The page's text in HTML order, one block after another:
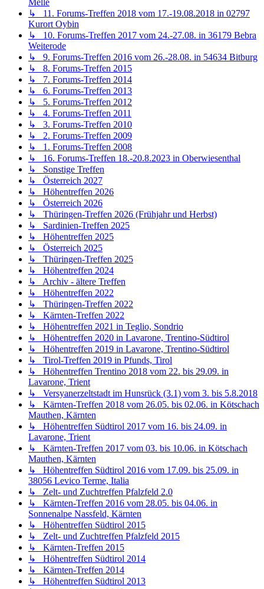
Melle
↳ 11. Forums-Treffen 2018 vom 17.-19.08.2018 in 02797
Kurort Oybin
↳ 10. Forums-Treffen 2017 vom 24.-27.08. in 36179 Bebra
Weiterode
↳ 9. Forums-Treffen 2016 vom 26.-28.08. in 54634 Bitburg
↳ 8. Forums-Treffen 2015
↳ 7. Forums-Treffen 2014
↳ 6. Forums-Treffen 2013
↳ 5. Forums-Treffen 2012
↳ 4. Forums-Treffen 2011
↳ 3. Forums-Treffen 2010
↳ 2. Forums-Treffen 2009
↳ 1. Forums-Treffen 2008
↳ 16. Forums-Treffen 18.-20.8.2023 in Oberwiesenthal
↳ Sonstige Treffen
↳ Österreich 2027
↳ Höhentreffen 2026
↳ Österreich 2026
↳ Thüringen-Treffen 2026 (Frühjahr und Herbst)
↳ Sardinien-Treffen 2025
↳ Höhentreffen 2025
↳ Österreich 2025
↳ Thüringen-Treffen 2025
↳ Höhentreffen 2024
↳ Archiv - ältere Treffen
↳ Höhentreffen 2022
↳ Thüringen-Treffen 2022
↳ Kärnten-Treffen 2022
↳ Höhentreffen 2021 in Teglio, Sondrio
↳ Höhentreffen 2020 in Lavarone, Trentino-Südtirol
↳ Höhentreffen 2019 in Lavarone, Trentino-Südtirol
↳ Tirol-Treffen 2019 in Pfunds, Tirol
↳ Höhentreffen Trentino 2018 vom 22. bis 29.09. in
Lavarone, Trient
↳ Versyanerzeltstadt im Hunsrück (3.1) vom 3. bis 5.8.2018
↳ Kärnten-Treffen 2018 vom 26.05. bis 02.06. in Kötschach
Mauthen, Kärnten
↳ Höhentreffen Südtirol 2017 vom 16. bis 24.09. in
Lavarone, Trient
↳ Kärnten-Treffen 2017 vom 03. bis 10.06. in Kötschach
Mauthen, Kärnten
↳ Höhentreffen Südtirol 2016 vom 17.09. bis 25.09. in
38056 Levico Terme, Italia
↳ Zelt- und Zuchtreffen Pfalzfeld 2.0
↳ Kärnten-Treffen 2016 vom 28.05. bis 04.06. in
Sonnenalpe Nassfeld, Kärnten
↳ Höhentreffen Südtirol 2015
↳ Zelt- und Zuchtreffen Pfalzfeld 2015
↳ Kärnten-Treffen 2015
↳ Höhentreffen Südtirol 2014
↳ Kärnten-Treffen 2014
↳ Höhentreffen Südtirol 2013